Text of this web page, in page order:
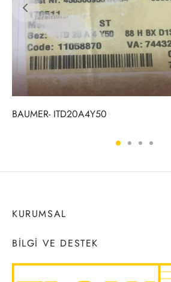
BAUMER- ITD20A4Y50
KURUMSAL
BILGI VE DESTEK